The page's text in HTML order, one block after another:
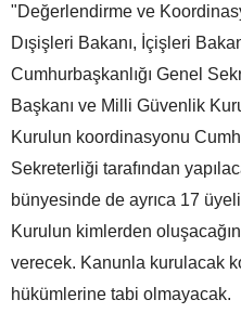
"Değerlendirme ve
Dışişleri Bakanı, İçişleri
Cumhurbaşkanlığı Genel
Başkanı ve Milli Güvenlik
Kurulun koordinasyonu
Sekreterliği tarafından
bünyesinde de ayrıca 17
Kurulun kimlerden
verecek. Kanunla kurulacak
hükümlerine tabi olmayacak.